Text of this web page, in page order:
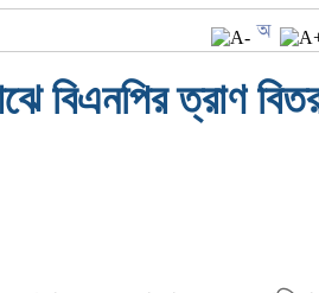
বিএনপির ত্রাণ